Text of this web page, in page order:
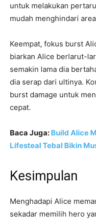
untuk melakukan
mudah menghindari
Keempat, fokus burst
biarkan Alice berlarut-
semakin lama dia
dia serap dari ultinya.
burst damage untuk
cepat.
Baca Juga: Build Alice
Lifesteal Tebal Bikin
Kesimpulan
Menghadapi Alice
sekadar memilih hero